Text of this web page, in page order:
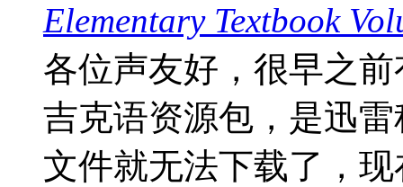
Elementary Textbook
各位声友好，很早之
吉克语资源包，是迅
文件就无法下载了，现